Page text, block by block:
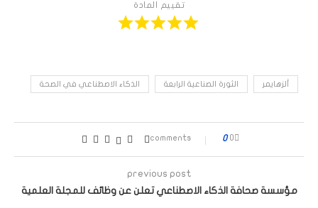
تقييم المادة
ألزهايمر الثورة الصناعية الرابعة الذكاء الاصطناعي في الصحة
0 comments
0
previous post
مؤسسة صحافة الذكاء الاصطناعي تعلن عن وظائف للمجلة العلمية